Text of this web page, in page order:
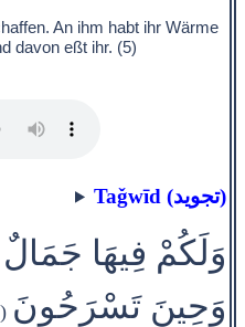
An ihm habt ihr Wärme
davon eßt ihr. (5)
Taǧwīd (تجويد)
وَلَكُمْ فِيهَا
وَحِينَ تَسْرَحُونَ (٦)